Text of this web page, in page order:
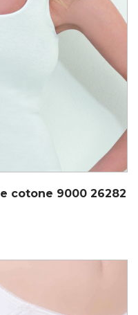
cotone 9000 26282